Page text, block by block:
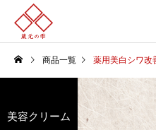
商品一覧 薬用美白シワ改
美容クリーム